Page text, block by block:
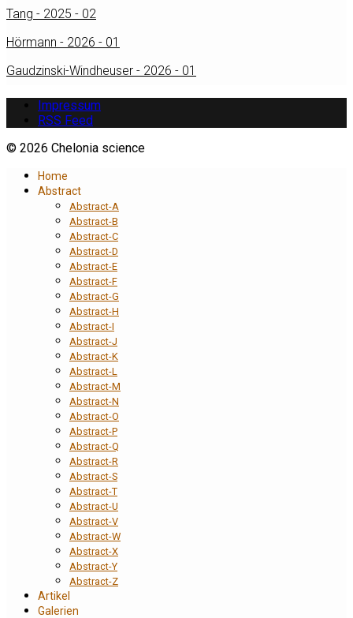
Tang - 2025 - 02
Hörmann - 2026 - 01
Gaudzinski-Windheuser - 2026 - 01
Impressum
RSS Feed
© 2026 Chelonia science
Home
Abstract
Abstract-A
Abstract-B
Abstract-C
Abstract-D
Abstract-E
Abstract-F
Abstract-G
Abstract-H
Abstract-I
Abstract-J
Abstract-K
Abstract-L
Abstract-M
Abstract-N
Abstract-O
Abstract-P
Abstract-Q
Abstract-R
Abstract-S
Abstract-T
Abstract-U
Abstract-V
Abstract-W
Abstract-X
Abstract-Y
Abstract-Z
Artikel
Galerien